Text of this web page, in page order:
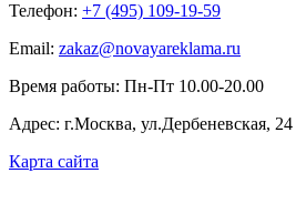
Телефон: +7 (495) 109-19-59
Email: zakaz@novayareklama.ru
Время работы: Пн-Пт 10.00-20.00
Адрес: г.Москва, ул.Дербеневская, 24
Карта сайта